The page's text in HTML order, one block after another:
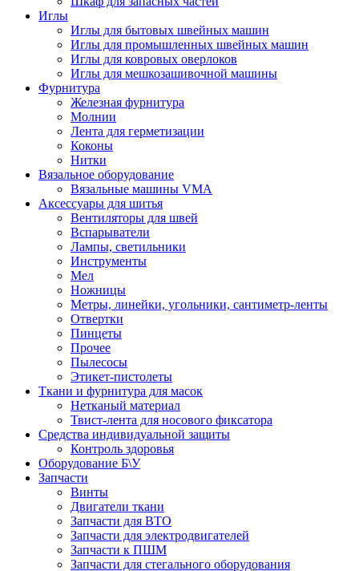
Иглы
Иглы для бытовых швейных машин
Иглы для промышленных швейных машин
Иглы для ковровых оверлоков
Иглы для мешкозашивочной машины
Фурнитура
Железная фурнитура
Молнии
Лента для герметизации
Коконы
Нитки
Вязальное оборудование
Вязальные машины VMA
Аксессуары для шитья
Вентиляторы для швей
Вспарыватели
Лампы, светильники
Инструменты
Мел
Ножницы
Метры, линейки, угольники, сантиметр-ленты
Отвертки
Пинцеты
Прочее
Пылесосы
Этикет-пистолеты
Ткани и фурнитура для масок
Нетканый материал
Твист-лента для носового фиксатора
Средства индивидуальной защиты
Контроль здоровья
Оборудование Б\У
Запчасти
Винты
Двигатели ткани
Запчасти для ВТО
Запчасти для электродвигателей
Запчасти к ПШМ
Запчасти для стегального оборудования